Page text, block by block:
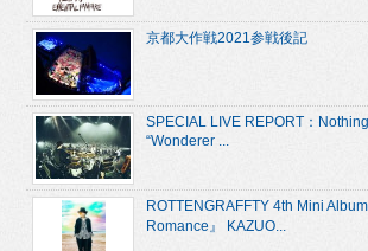
京都大作戦2021参戦後記
SPECIAL LIVE REPORT：
“Wonderer ...
ROTTENGRAFFTY 4th Mini
Romance』 KAZUO...